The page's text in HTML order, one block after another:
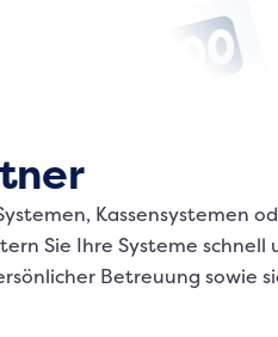
Sie Ihre Systeme
Betreuung sowie